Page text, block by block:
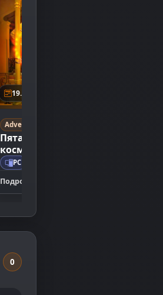
19.04.2007
Adventure
Пятачок: Большое
космическое путешествие
PC
Подробнее
0